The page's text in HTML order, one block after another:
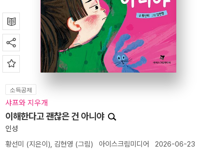
소득공제
샤프와 지우개
이해한다고 괜찮은 건 아니야
인성
황선미
(지은이), 김현영 (그림) 아이스크림미디어 2026-06-23